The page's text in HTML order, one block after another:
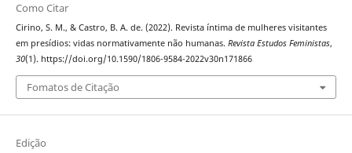
Como Citar
Cirino, S. M., & Castro, B. A. de. (2022). Revista íntima de mulheres visitantes
em presídios: vidas normativamente não humanas. Revista Estudos Feministas,
30(1). https://doi.org/10.1590/1806-9584-2022v30n171866
Fomatos de Citação
Edição